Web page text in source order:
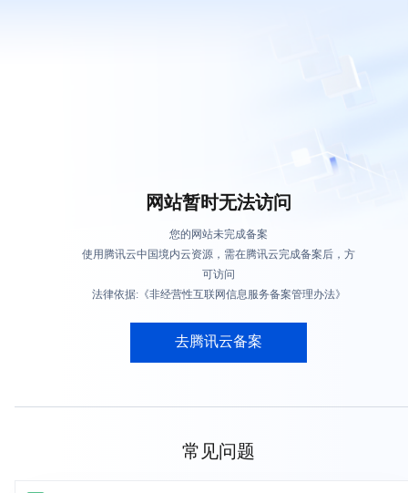
网站暂时无法访问
您的网站未完成备案
使用腾讯云中国境内云资源，需在腾讯云完成备案后，方
可访问
法律依据:《非经营性互联网信息服务备案管理办法》
去腾讯云备案
常见问题